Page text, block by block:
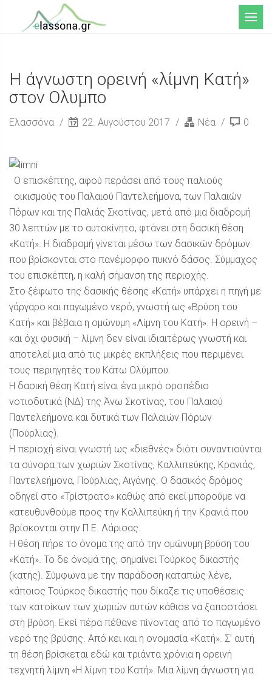
Μενού
Η άγνωστη ορεινή «λίμνη Κατή»
στον Ολυμπο
Ελασσόνα 22. Αυγούστου 2017 Νέα 0
Ο επισκέπτης, αφού περάσει από τους παλιούς
οικισμούς του Παλαιού Παντελεήμονα, των Παλαιών
Πόρων και της Παλιάς Σκοτίνας, μετά από μια διαδρομή
30 λεπτών με το αυτοκίνητο, φτάνει στη δασική θέση
«Κατή». Η διαδρομή γίνεται μέσω των δασικών δρόμων
που βρίσκονται στο πανέμορφο πυκνό δάσος. Σύμμαχος
του επισκέπτη, η καλή σήμανση της περιοχής.
Στο ξέφωτο της δασικής θέσης «Κατή» υπάρχει η πηγή με
γάργαρο και παγωμένο νερό, γνωστή ως «Βρύση του
Κατή» και βέβαια η ομώνυμη «Λίμνη του Κατή». Η ορεινή –
και όχι φυσική – λίμνη δεν είναι ιδιαιτέρως γνωστή και
αποτελεί μια από τις μικρές εκπλήξεις που περιμένει
τους περιηγητές του Κάτω Ολύμπου.
Η δασική θέση Κατή είναι ένα μικρό οροπέδιο
νοτιοδυτικά (ΝΔ) της Άνω Σκοτίνας, του Παλαιού
Παντελεήμονα και δυτικά των Παλαιών Πόρων
(Πούρλιας).
Η περιοχή είναι γνωστή ως «διεθνές» διότι συναντιούνται
τα σύνορα των χωριών Σκοτίνας, Καλλιπεύκης, Κρανιάς,
Παντελεήμονα, Πούρλιας, Αιγάνης. Ο δασικός δρόμος
οδηγεί στο «Τρίστρατο» καθώς από εκεί μπορούμε να
κατευθυνθούμε προς την Καλλιπεύκη ή την Κρανιά που
βρίσκονται στην Π.Ε. Λάρισας.
Η θέση πήρε το όνομα της από την ομώνυμη βρύση του
«Κατή». Το δε όνομά της, σημαίνει Τούρκος δικαστής
(κατής). Σύμφωνα με την παράδοση καταπώς λένε,
κάποιος Τούρκος δικαστής που δίκαζε τις υποθέσεις
των κατοίκων των χωριών αυτών κάθισε να ξαποστάσει
στη βρύση. Εκεί πέρα πέθανε πίνοντας από το παγωμένο
νερό της βρύσης. Από κει και η ονομασία «Κατή». Σ’ αυτή
τη θέση βρίσκεται εδώ και τριάντα χρόνια η ορεινή
τεχνητή λίμνη «Η λίμνη του Κατή». Μια λίμνη άγνωστη για